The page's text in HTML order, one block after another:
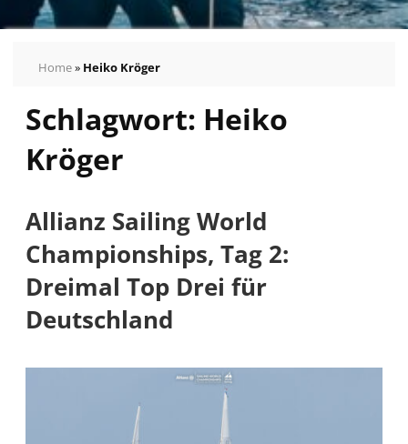
Home» Heiko Kröger
Schlagwort: Heiko
Kröger
Allianz Sailing World
Championships, Tag 2:
Dreimal Top Drei für
Deutschland